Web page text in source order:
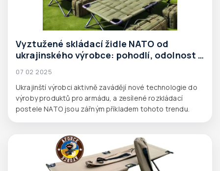
Vyztužené skládací židle NATO od
ukrajinského výrobce: pohodlí, odolnost a
07 02 2025
Ukrajinští výrobci aktivně zavádějí nové technologie do
výroby produktů pro armádu, a zesílené rozkládací
postele NATO jsou zářným příkladem tohoto trendu.